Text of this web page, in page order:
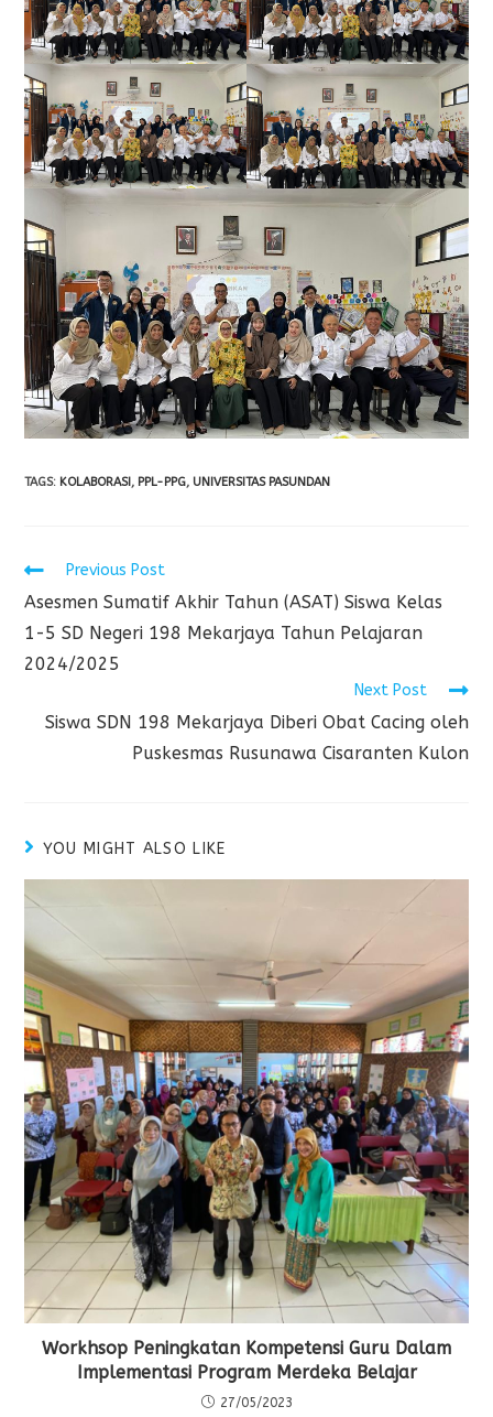
TAGS: KOLABORASI, PPL-PPG, UNIVERSITAS PASUNDAN
Previous Post
Asesmen Sumatif Akhir Tahun (ASAT) Siswa Kelas
1-5 SD Negeri 198 Mekarjaya Tahun Pelajaran
2024/2025
Next Post
Siswa SDN 198 Mekarjaya Diberi Obat Cacing oleh
Puskesmas Rusunawa Cisaranten Kulon
YOU MIGHT ALSO LIKE
Workhsop Peningkatan Kompetensi Guru Dalam
Implementasi Program Merdeka Belajar
27/05/2023